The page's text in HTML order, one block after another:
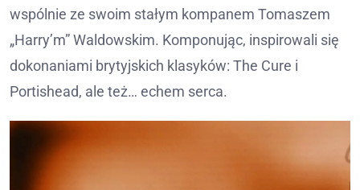
wspólnie ze swoim stałym kompanem Tomaszem
„Harry’m” Waldowskim. Komponując, inspirowali się
dokonaniami brytyjskich klasyków: The Cure i
Portishead, ale też… echem serca.